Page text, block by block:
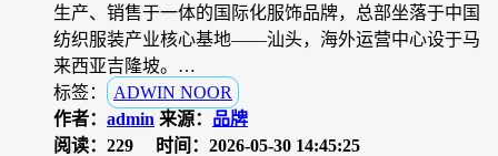
生产、销售于一体的国际化服饰品牌，总部坐落于中国
纺织服装产业核心基地——汕头，海外运营中心设于马
来西亚吉隆坡。…
标签：
ADWIN NOOR
作者： admin 来源： 品牌
阅读：229
时间：2026-05-30 14:45:25